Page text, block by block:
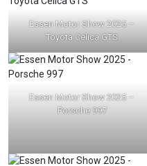
Essen Motor Show 2025 –
Toyota Celica GTS
Essen Motor Show 2025 –
Porsche 997